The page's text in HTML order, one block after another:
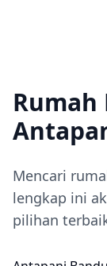
Mencari
lengkap ini
pilihan